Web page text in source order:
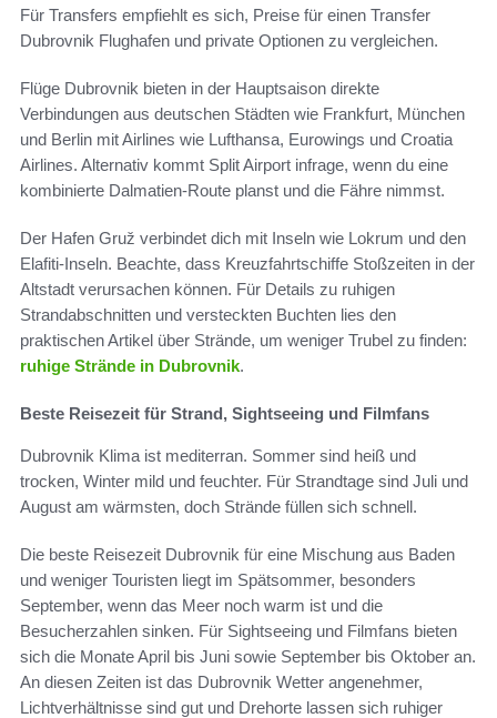
Für Transfers empfiehlt es sich, Preise für einen Transfer
Dubrovnik Flughafen und private Optionen zu vergleichen.
Flüge Dubrovnik bieten in der Hauptsaison direkte
Verbindungen aus deutschen Städten wie Frankfurt, München
und Berlin mit Airlines wie Lufthansa, Eurowings und Croatia
Airlines. Alternativ kommt Split Airport infrage, wenn du eine
kombinierte Dalmatien-Route planst und die Fähre nimmst.
Der Hafen Gruž verbindet dich mit Inseln wie Lokrum und den
Elafiti-Inseln. Beachte, dass Kreuzfahrtschiffe Stoßzeiten in der
Altstadt verursachen können. Für Details zu ruhigen
Strandabschnitten und versteckten Buchten lies den
praktischen Artikel über Strände, um weniger Trubel zu finden:
ruhige Strände in Dubrovnik.
Beste Reisezeit für Strand, Sightseeing und Filmfans
Dubrovnik Klima ist mediterran. Sommer sind heiß und
trocken, Winter mild und feuchter. Für Strandtage sind Juli und
August am wärmsten, doch Strände füllen sich schnell.
Die beste Reisezeit Dubrovnik für eine Mischung aus Baden
und weniger Touristen liegt im Spätsommer, besonders
September, wenn das Meer noch warm ist und die
Besucherzahlen sinken. Für Sightseeing und Filmfans bieten
sich die Monate April bis Juni sowie September bis Oktober an.
An diesen Zeiten ist das Dubrovnik Wetter angenehmer,
Lichtverhältnisse sind gut und Drehorte lassen sich ruhiger